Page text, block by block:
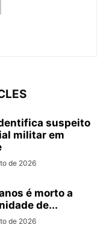
suspeito
militar em
de 2026
é morto a
de...
de 2026